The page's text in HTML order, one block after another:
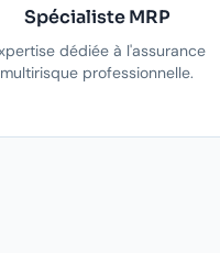
Spécialiste MRP
dédiée à l'assurance
multirisque professionnelle.